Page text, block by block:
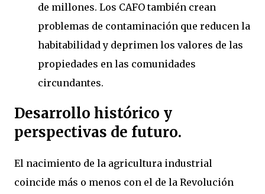
de millones. Los CAFO también crean
problemas de contaminación que reducen la
habitabilidad y deprimen los valores de las
propiedades en las comunidades
circundantes.
Desarrollo histórico y
perspectivas de futuro.
El nacimiento de la agricultura industrial
coincide más o menos con el de la Revolución